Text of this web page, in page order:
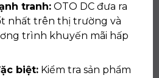
tranh: OTO DC đưa ra
nhất trên thị trường và
trình khuyến mãi hấp
biệt: Kiểm tra sản phẩm